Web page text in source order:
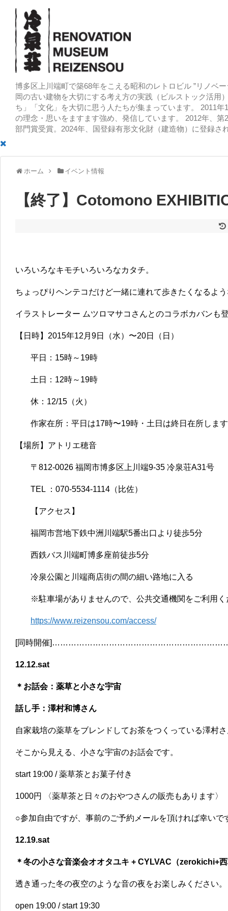
博多区上川端町で築68年をこえる昭和のレトロビル ”リノベ
岡の古い建物を大切にする考え方の実践（ビルストック活用
ち」「文化」を大切に思う人たちが集まっています。 2011
の理念・思いをますます強め、発信しています。 2012年、
部門賞受賞。2024年、国登録有形文化財（建造物）に登録さ
ホーム イベント情報
【終了】Cotomono
いろいろなキモチいろいろなカタチ。
ちょっぴりヘンテコだけど一緒に連れて歩きたくなるよ
イラストレーター ムツロマサコさんとのコラボカバンも
【日時】2015年12月9日（水）〜20日（日）
平日：15時～19時
土日：12時～19時
休：12/15（火）
作家在所：平日は17時〜19時・土日は終日在所しま
【場所】アトリエ穂音
〒812-0026 福岡市博多区上川端9-35 冷泉荘A31号
TEL ：070-5534-1114（比佐）
【アクセス】
福岡市営地下鉄中洲川端駅5番出口より徒歩5分
西鉄バス川端町博多座前徒歩5分
冷泉公園と川端商店街の間の細い路地に入る
※駐車場がありませんので、公共交通機関をご利用く
https://www.reizensou.com/access/
[同時開催
12.12.sat
＊お話会：薬草と小さな宇宙
話し手：澤村和博さん
自家栽培の薬草をブレンドしてお茶をつくっている澤村
そこから見える、小さな宇宙のお話会です。
start 19:00 / 薬草茶とお菓子付き
1000円 〈薬草茶と日々のおやつさんの販売もあります〉
○参加自由ですが、事前のご予約メールを頂ければ幸いで
12.19.sat
＊冬の小さな音楽会オオタユキ + CYLVAC（zerokichi+
透き通った冬の夜空のような音の夜をお楽しみください。
open 19:00 / start 19:30